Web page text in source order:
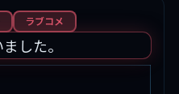
ラブコメ